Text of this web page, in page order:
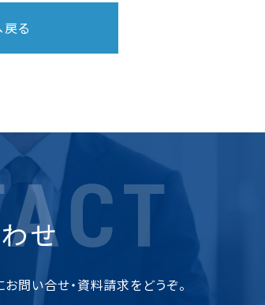
る
問い合せ・資料請求をどうぞ。